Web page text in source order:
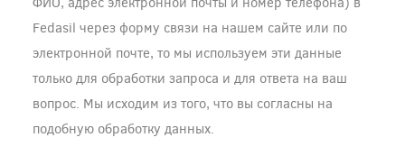
Fedasil через форму связи на нашем сайте или по
электронной почте, то мы используем эти данные
только для обработки запроса и для ответа на ваш
вопрос. Мы исходим из того, что вы согласны на
подобную обработку данных.